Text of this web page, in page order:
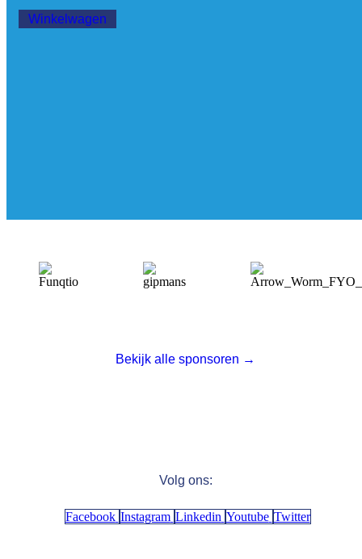
Winkelwagen
Bekijk alle sponsoren →
Volg ons:
Facebook Instagram Linkedin Youtube Twitter